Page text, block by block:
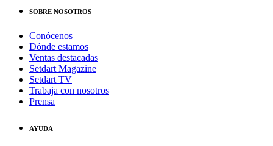
SOBRE NOSOTROS
Conócenos
Dónde estamos
Ventas destacadas
Setdart Magazine
Setdart TV
Trabaja con nosotros
Prensa
AYUDA